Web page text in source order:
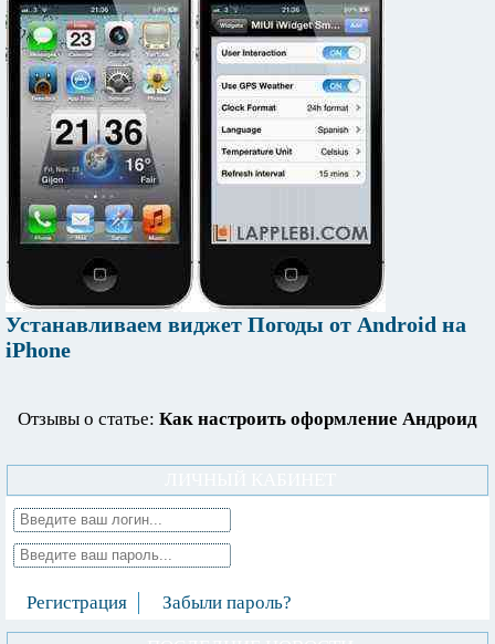
Устанавливаем виджет Погоды от Android на
iPhone
Отзывы о статье: Как настроить оформление Андроид
Регистрация Забыли пароль?